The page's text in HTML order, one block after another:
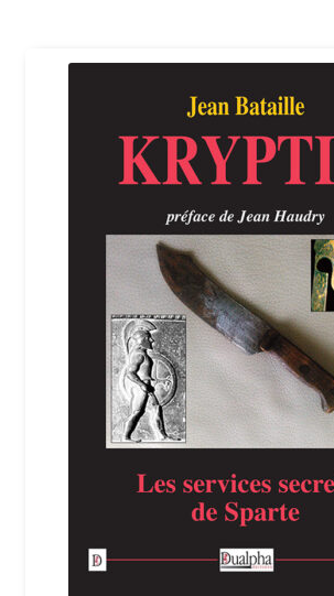
Listes d’Envies
Livres de Peter Randa
Livres de Philippe Randa
Login Customizer
Newsletter
Nous Contacter
Politique de confidentialité et cookies
Qui sommes-nous ?
Soutien à Philippe Randa
Suivi de la Commande